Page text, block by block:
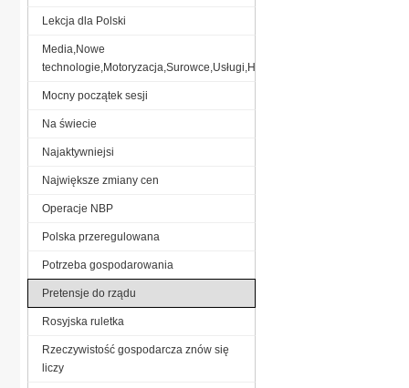
Lekcja dla Polski
Media,Nowe
technologie,Motoryzacja,Surowce,Usługi,Handel,
Mocny początek sesji
Na świecie
Najaktywniejsi
Największe zmiany cen
Operacje NBP
Polska przeregulowana
Potrzeba gospodarowania
Pretensje do rządu
Rosyjska ruletka
Rzeczywistość gospodarcza znów się
liczy